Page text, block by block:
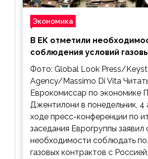
Экономика
В ЕК отметили
соблюдения условий
контрактов с РФ
Фото: Global Look Press/
Agency/Massimo Di Vita
Еврокомиссар по экономике
Джентилони в понедельник, 4
ходе пресс-конференции по
заседания Еврогруппы заявил
необходимости соблюдать
газовых контрактов с